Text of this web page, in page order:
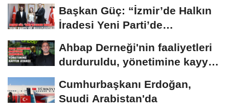
Başkan Güç: “İzmir’de Halkın
İradesi Yeni Parti’de
Ahbap Derneği'nin faaliyetleri
durduruldu, yönetimine kayyım
Cumhurbaşkanı Erdoğan,
Suudi Arabistan'da